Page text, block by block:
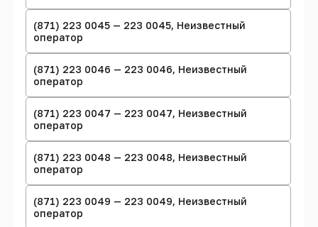
(871) 223 0045 — 223 0045, Неизвестный
оператор
(871) 223 0046 — 223 0046, Неизвестный
оператор
(871) 223 0047 — 223 0047, Неизвестный
оператор
(871) 223 0048 — 223 0048, Неизвестный
оператор
(871) 223 0049 — 223 0049, Неизвестный
оператор